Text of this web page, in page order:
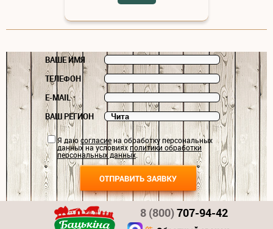
ВАШЕ ИМЯ
ТЕЛЕФОН
E-MAIL
ВАШ РЕГИОН
Я даюсогласиена обработку персональных
данных на условияхполитики обработки
персональных данных.
8 (800)707-94-42